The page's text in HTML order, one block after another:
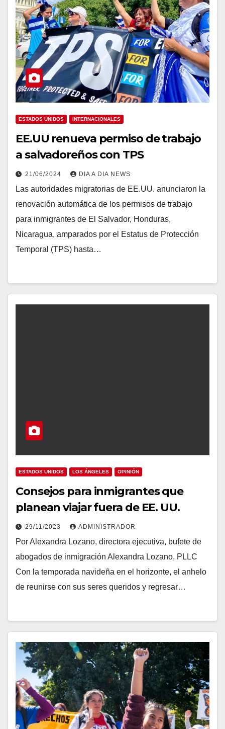
ESTADOS UNIDOS INTERNACIONALES
EE.UU renueva permiso de trabajo
a salvadoreños con TPS
21/06/2024 DIA A DIA NEWS
Las autoridades migratorias de EE.UU. anunciaron la
renovación automática de los permisos de trabajo
para inmigrantes de El Salvador, Honduras,
Nicaragua, amparados por el Estatus de Protección
Temporal (TPS) hasta…
ESTADOS UNIDOS LOS ÁNGELES OPINIÓN
Consejos para inmigrantes que
planean viajar fuera de EE. UU.
29/11/2023 ADMINISTRADOR
Por Alexandra Lozano, directora ejecutiva, bufete de
abogados de inmigración Alexandra Lozano, PLLC
Con la temporada navideña en el horizonte, el anhelo
de reunirse con sus seres queridos y regresar…